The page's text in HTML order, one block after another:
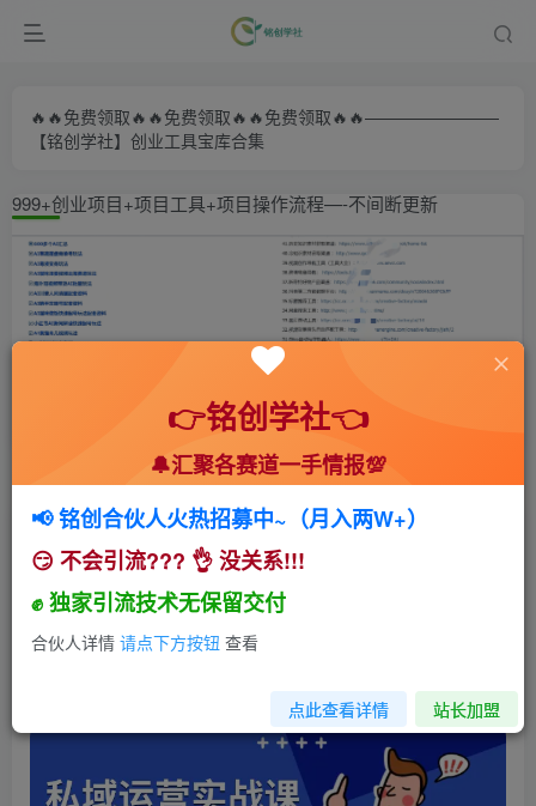
🔥🔥免费领取🔥🔥免费领取🔥🔥免费领取🔥🔥————————
【铭创学社】创业工具宝库合集
999+创业项目+项目工具+项目操作流程—-不间断更新
首页 🍻会员专享 📚综合教程 正文
私域运营实战课：直播带货结合短视频，解锁私域
流量转化高效路径
小助手
210 6
👉铭创学社👈
🔔汇聚各赛道一手情报💯
📢 铭创合伙人火热招募中~（月入两W+）
😏 不会引流??? 👌 没关系!!!
✊ 独家引流技术无保留交付
合伙人详情 请点下方按钮 查看
点此查看详情 站长加盟